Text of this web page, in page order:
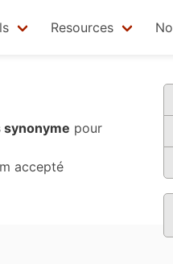
Resources
synonyme pour
accepté